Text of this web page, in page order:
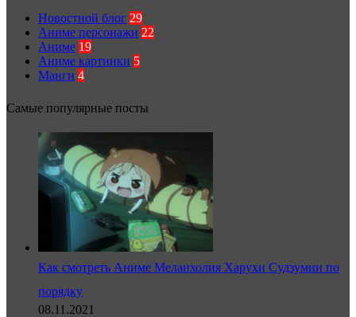
Новостной блог 29
Аниме персонажи 22
Аниме 19
Аниме картинки 5
Манги 4
Самые популярные посты
Как смотреть Аниме Меланхолия Харухи Судзумии по
порядку
08.11.2021